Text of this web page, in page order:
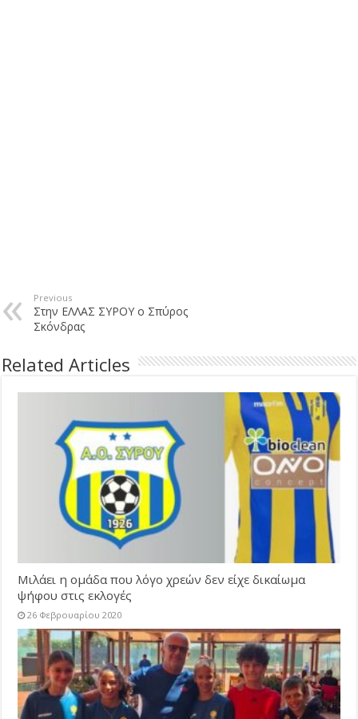
Previous
Στην ΕΛΛΑΣ ΣΥΡΟΥ ο Σπύρος
Σκόνδρας
Related Articles
Μιλάει η ομάδα που λόγο χρεών δεν είχε δικαίωμα
ψήφου στις εκλογές
26 Φεβρουαρίου 2020